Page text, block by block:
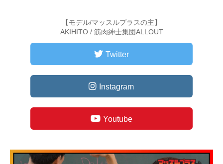
【モデル/マッスルプラスの主】
AKIHITO / 筋肉紳士集団ALLOUT
Twitter
Instagram
Youtube